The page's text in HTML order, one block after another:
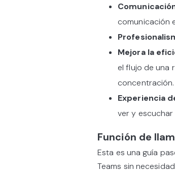
comunicación
Mejora la
el flujo de una
concentración.
Experiencia
ver y
Función de
Esta es una guía
Teams sin